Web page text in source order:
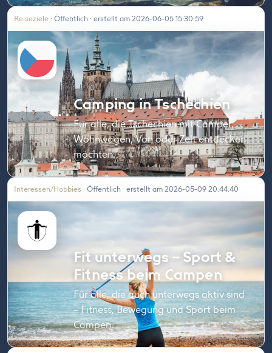
Reiseziele · Öffentlich · erstellt am 2026-06-05 15:30:59
Camping in Tschechien
Für alle, die Tschechien mit Camper,
Wohnwagen, Van oder Zelt entdecken
möchten.
Interessen/Hobbies · Öffentlich · erstellt am 2026-05-09 20:44:40
Fit unterwegs – Sport &
Fitness beim Campen
Für alle, die auch unterwegs aktiv sind
– Fitness, Bewegung und Sport beim
Campen.